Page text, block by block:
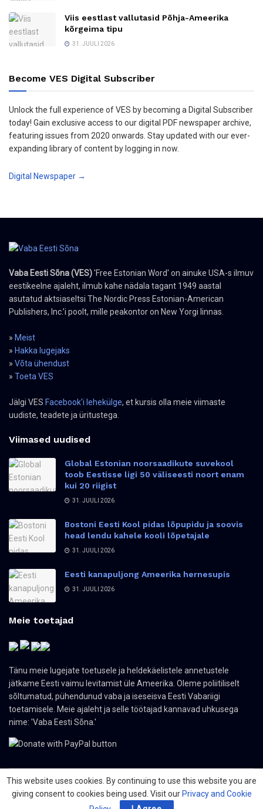
Viis eestlast vallutasid Põhja-Ameerika
kõrgeima tipu
31. JUULI 2026
Become VES Digital Subscriber
Unlock the full experience of VES by becoming a Digital Subscriber
today! Gain exclusive access to our digital PDF newspaper archive,
featuring issues from 2020 onwards. Stay updated with our ever-
expanding library of content by logging in now.
Digital Newspaper →
Vaba Eesti Sõna (VES)'Free Estonian Word' on ainuke USA-s ilmuv
eestikeelne ajaleht, ilmub kahe nädala tagant 1949 aastal
asutatud aktsiaseltsi The Nordic Press Estonian-American
Publishers, Inc.’i poolt, mille peakontor on New Yorgi linnas.
» Meist
» Hakka lugejaks
» Võta ühendust
» Toeta VES
Jälgi VES Facebook'i lehekülge, et kursis olla meie viimaste
uudiste, teadete ja üritustega.
Viimased uudised
Global Estonian noorsaadikute suvekool
toob Eestisse ligi 50 väliseesti noort enam
kui 20 riigist
31. JUULI 2026
Bostoni Eesti Kool pidas lõpupidu ja soovis
head lendu kahele kooli lõpetajale
31. JUULI 2026
Eesti kanapuljong Ameerika hernesupis
31. JUULI 2026
Meie toetajad
Tänu meie lugejate toetusele ja heldekäelistele annetustele
jätkame Eesti vaimu levitamist üle Ameerika. Oleme poliitiliselt
sõltumatud, pühendunud vaba ja iseseisva Eesti Vabariigi
toetamisele. Meie ajaleht ja selle töötajad kannavad uhkusega
nime: 'Vaba Eesti Sõna.'
© 2024 The Nordic Press Estonian-American Publishers, Inc. All Rights
This website uses cookies. By continuing to use this website you are
giving consent to cookies being used. Visit our Privacy and Cookie